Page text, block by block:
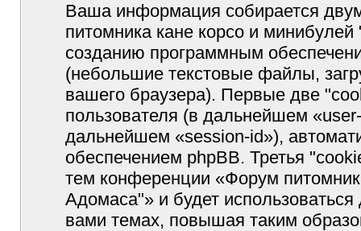
Ваша информация собирается
питомника кане корсо и
созданию программным
(небольшие текстовые файлы,
вашего браузера). Первые две
пользователя (в дальнейшем
дальнейшем «session-id»),
обеспечением phpBB. Третья
тем конференции «Форум
Адомаса"» и будет
вами темах, повышая таким